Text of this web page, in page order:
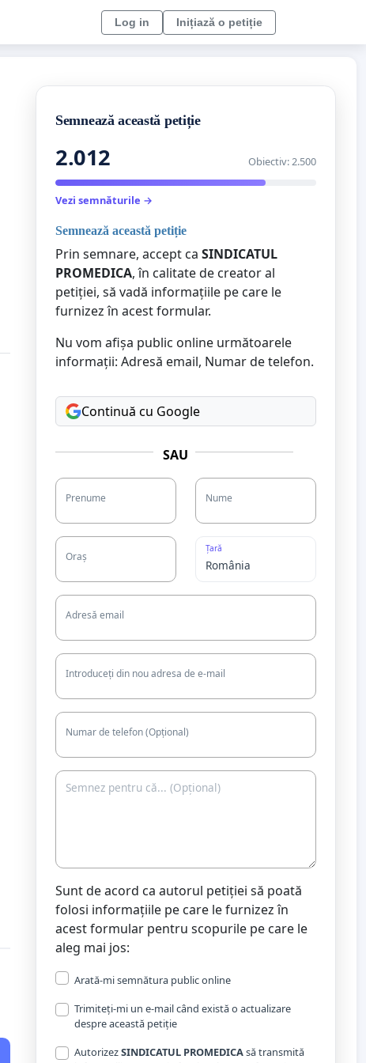
Log in Inițiază o petiție
Semnează această petiție
2.012 Obiectiv: 2.500
Vezi semnăturile →
Semnează această petiție
Prin semnare, accept ca SINDICATUL
PROMEDICA, în calitate de creator al
petiției, să vadă informațiile pe care le
furnizez în acest formular.
Nu vom afișa public online următoarele
informații: Adresă email, Numar de telefon.
Continuă cu Google
SAU
Prenume Nume
Oraș
Țară
Adresă email
Introduceți din nou adresa de e-mail
Numar de telefon (Opțional)
Sunt de acord ca autorul petiției să poată
folosi informațiile pe care le furnizez în
acest formular pentru scopurile pe care le
aleg mai jos:
Arată-mi semnătura public online
Trimiteți-mi un e-mail când există o actualizare
despre această petiție
AutorizezSINDICATUL PROMEDICAsă transmită